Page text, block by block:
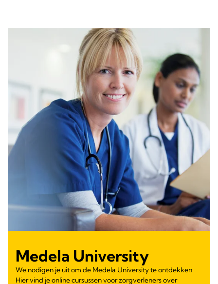
Medela University
We nodigen je uit om de Medela University te ontdekken.
Hier vind je online cursussen voor zorgverleners over